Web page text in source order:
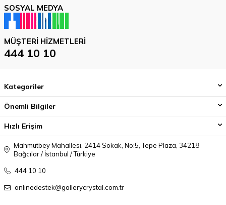
SOSYAL MEDYA
MÜŞTERI HIZMETLERI
444 10 10
Kategoriler
Önemli Bilgiler
Hızlı Erişim
Mahmutbey Mahallesi, 2414 Sokak, No:5, Tepe Plaza, 34218
Bağcılar / İstanbul / Türkiye
444 10 10
onlinedestek@gallerycrystal.com.tr